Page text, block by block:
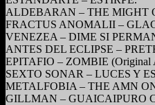
ALDEBARAN – THE MIGHT
FRACTUS ANOMALII –
VENEZEA – DIME SI
ANTES DEL ECLIPSE –
EPITAFIO – ZOMBIE
SEXTO SONAR – LUCES Y
METALFOBIA – THE AMN
GILLMAN – GUAICAIPURO